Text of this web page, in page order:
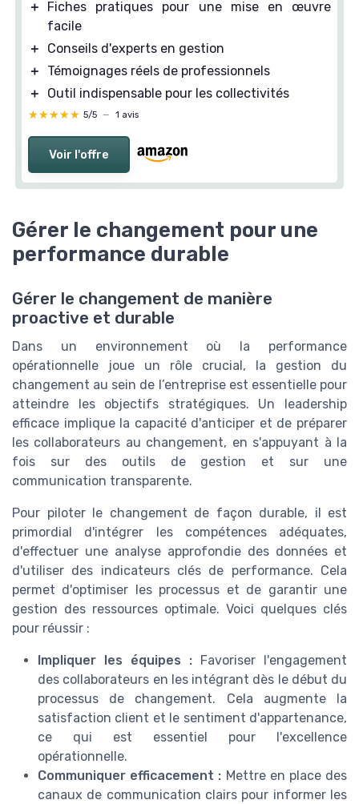
＋
Fiches pratiques pour une mise en œuvre
facile
＋
Conseils d'experts en gestion
＋
Témoignages réels de professionnels
＋
Outil indispensable pour les collectivités
★★★★★
★★★★★ 5/5 — 1 avis
Voir l'offre
Gérer le changement pour une
performance durable
Gérer le changement de manière
proactive et durable
Dans un environnement où la performance
opérationnelle joue un rôle crucial, la gestion du
changement au sein de l’entreprise est essentielle pour
atteindre les objectifs stratégiques. Un leadership
efficace implique la capacité d'anticiper et de préparer
les collaborateurs au changement, en s'appuyant à la
fois sur des outils de gestion et sur une
communication transparente.
Pour piloter le changement de façon durable, il est
primordial d'intégrer les compétences adéquates,
d'effectuer une analyse approfondie des données et
d'utiliser des indicateurs clés de performance. Cela
permet d'optimiser les processus et de garantir une
gestion des ressources optimale. Voici quelques clés
pour réussir :
Impliquer les équipes : Favoriser l'engagement
des collaborateurs en les intégrant dès le début du
processus de changement. Cela augmente la
satisfaction client et le sentiment d'appartenance,
ce qui est essentiel pour l'excellence
opérationnelle.
Communiquer efficacement : Mettre en place des
canaux de communication clairs pour informer les